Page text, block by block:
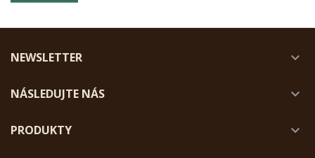
NEWSLETTER 
NÁSLEDUJTE NÁS 
PRODUKTY 